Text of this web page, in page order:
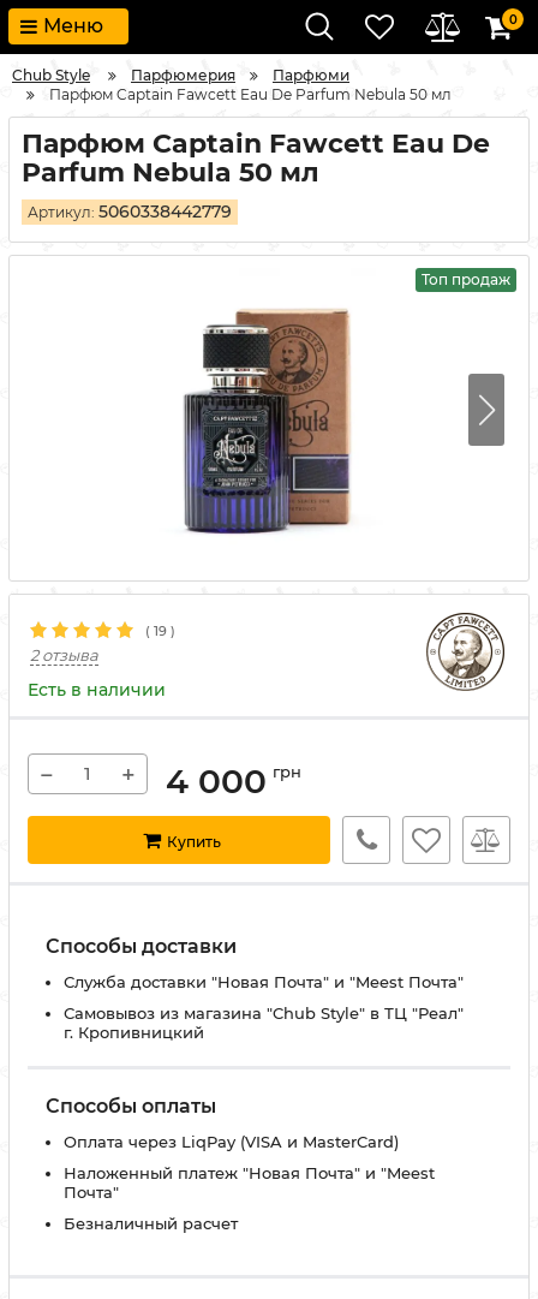
Меню 0
Chub Style Парфюмерия
Парфюми
Парфюм Captain Fawcett Eau De Parfum Nebula 50 мл
Парфюм Captain Fawcett Eau De
Parfum Nebula 50 мл
Артикул: 5060338442779
Топ продаж
( 19 )
2 отзыва
Есть в наличии
− + 4 000 грн
Купить
Способы доставки
Служба доставки "Новая Почта" и "Meest Почта"
Самовывоз из магазина "Chub Style" в ТЦ "Реал"
г. Кропивницкий
Способы оплаты
Оплата через LiqPay (VISA и MasterCard)
Наложенный платеж "Новая Почта" и "Meest
Почта"
Безналичный расчет